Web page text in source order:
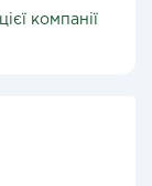
компанії